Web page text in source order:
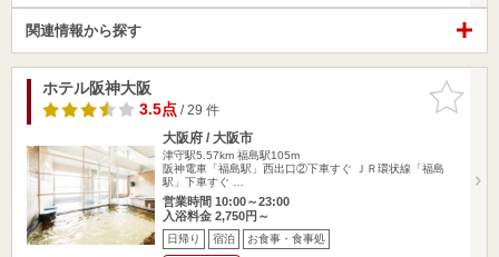
関連情報から探す
お気に入
りに追加
ホテル阪神大阪
3.5点/ 29 件
大阪府 / 大阪市
津守駅5.57km 福島駅105m
阪神電車「福島駅」西出口②下車すぐ ＪＲ環状線「福島
駅」下車すぐ …
営業時間 10:00～23:00
入浴料金 2,750円～
日帰り 宿泊 お食事・食事処